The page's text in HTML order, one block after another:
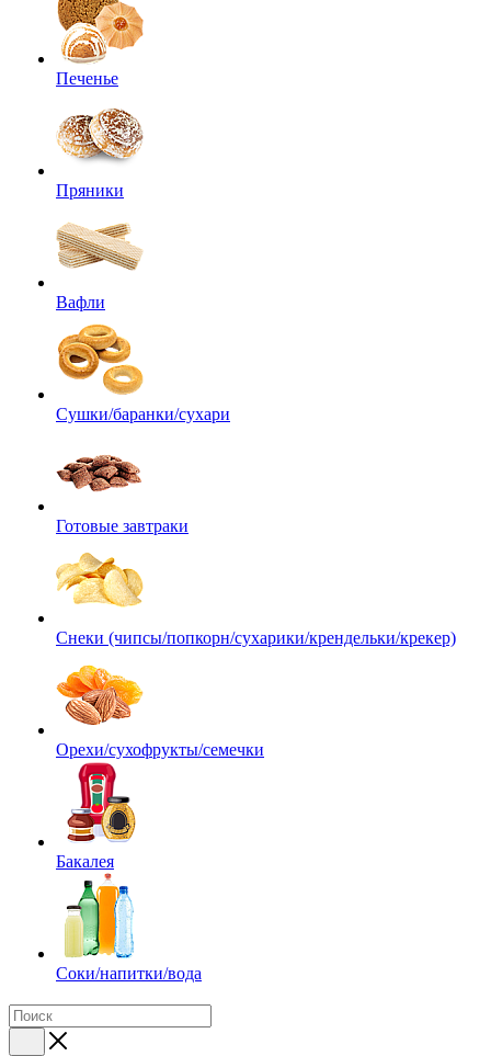
Печенье
Пряники
Вафли
Сушки/баранки/сухари
Готовые завтраки
Снеки (чипсы/попкорн/сухарики/крендельки/крекер)
Орехи/сухофрукты/семечки
Бакалея
Соки/напитки/вода